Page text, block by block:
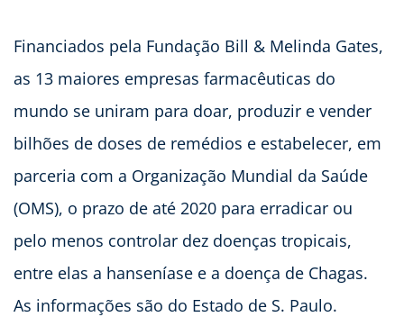
Financiados pela Fundação Bill & Melinda Gates,
as 13 maiores empresas farmacêuticas do
mundo se uniram para doar, produzir e vender
bilhões de doses de remédios e estabelecer, em
parceria com a Organização Mundial da Saúde
(OMS), o prazo de até 2020 para erradicar ou
pelo menos controlar dez doenças tropicais,
entre elas a hanseníase e a doença de Chagas.
As informações são do Estado de S. Paulo.